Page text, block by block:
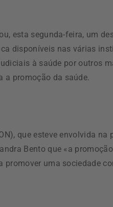
esta segunda-feira, um
disponíveis nas várias
à saúde por outros
a promoção da saúde.
que esteve envolvida
Bento que «a
promover uma sociedade